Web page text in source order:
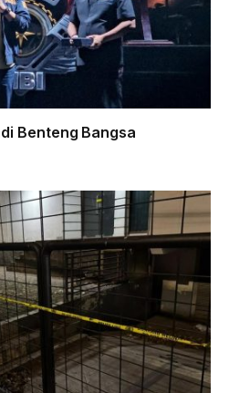
Benteng Bangsa